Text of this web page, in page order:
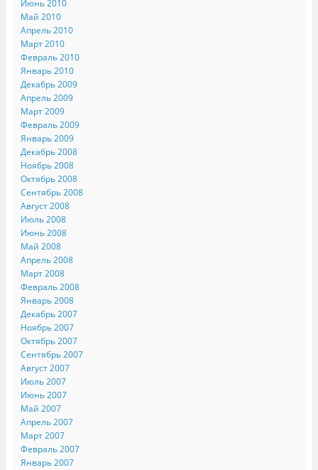
Июнь 2010
Май 2010
Апрель 2010
Март 2010
Февраль 2010
Январь 2010
Декабрь 2009
Апрель 2009
Март 2009
Февраль 2009
Январь 2009
Декабрь 2008
Ноябрь 2008
Октябрь 2008
Сентябрь 2008
Август 2008
Июль 2008
Июнь 2008
Май 2008
Апрель 2008
Март 2008
Февраль 2008
Январь 2008
Декабрь 2007
Ноябрь 2007
Октябрь 2007
Сентябрь 2007
Август 2007
Июль 2007
Июнь 2007
Май 2007
Апрель 2007
Март 2007
Февраль 2007
Январь 2007